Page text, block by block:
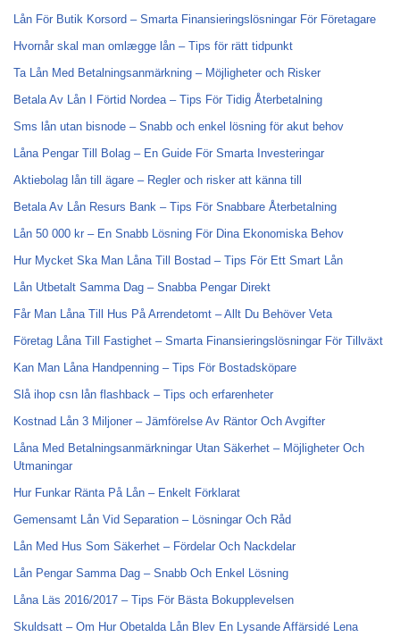
Lån För Butik Korsord – Smarta Finansieringslösningar För Företagare
Hvornår skal man omlægge lån – Tips för rätt tidpunkt
Ta Lån Med Betalningsanmärkning – Möjligheter och Risker
Betala Av Lån I Förtid Nordea – Tips För Tidig Återbetalning
Sms lån utan bisnode – Snabb och enkel lösning för akut behov
Låna Pengar Till Bolag – En Guide För Smarta Investeringar
Aktiebolag lån till ägare – Regler och risker att känna till
Betala Av Lån Resurs Bank – Tips För Snabbare Återbetalning
Lån 50 000 kr – En Snabb Lösning För Dina Ekonomiska Behov
Hur Mycket Ska Man Låna Till Bostad – Tips För Ett Smart Lån
Lån Utbetalt Samma Dag – Snabba Pengar Direkt
Får Man Låna Till Hus På Arrendetomt – Allt Du Behöver Veta
Företag Låna Till Fastighet – Smarta Finansieringslösningar För Tillväxt
Kan Man Låna Handpenning – Tips För Bostadsköpare
Slå ihop csn lån flashback – Tips och erfarenheter
Kostnad Lån 3 Miljoner – Jämförelse Av Räntor Och Avgifter
Låna Med Betalningsanmärkningar Utan Säkerhet – Möjligheter Och
Utmaningar
Hur Funkar Ränta På Lån – Enkelt Förklarat
Gemensamt Lån Vid Separation – Lösningar Och Råd
Lån Med Hus Som Säkerhet – Fördelar Och Nackdelar
Lån Pengar Samma Dag – Snabb Och Enkel Lösning
Låna Läs 2016/2017 – Tips För Bästa Bokupplevelsen
Skuldsatt – Om Hur Obetalda Lån Blev En Lysande Affärsidé Lena